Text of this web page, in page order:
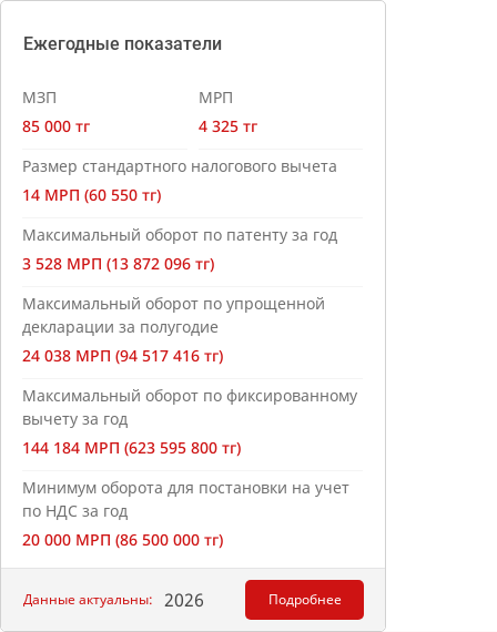
Ежегодные показатели
МЗП
85 000 тг
МРП
4 325 тг
Размер стандартного налогового вычета
14 МРП (60 550 тг)
Максимальный оборот по патенту за год
3 528 МРП (13 872 096 тг)
Максимальный оборот по упрощенной
декларации за полугодие
24 038 МРП (94 517 416 тг)
Максимальный оборот по фиксированному
вычету за год
144 184 МРП (623 595 800 тг)
Минимум оборота для постановки на учет
по НДС за год
20 000 МРП (86 500 000 тг)
Данные актуальны: 2026 Подробнее